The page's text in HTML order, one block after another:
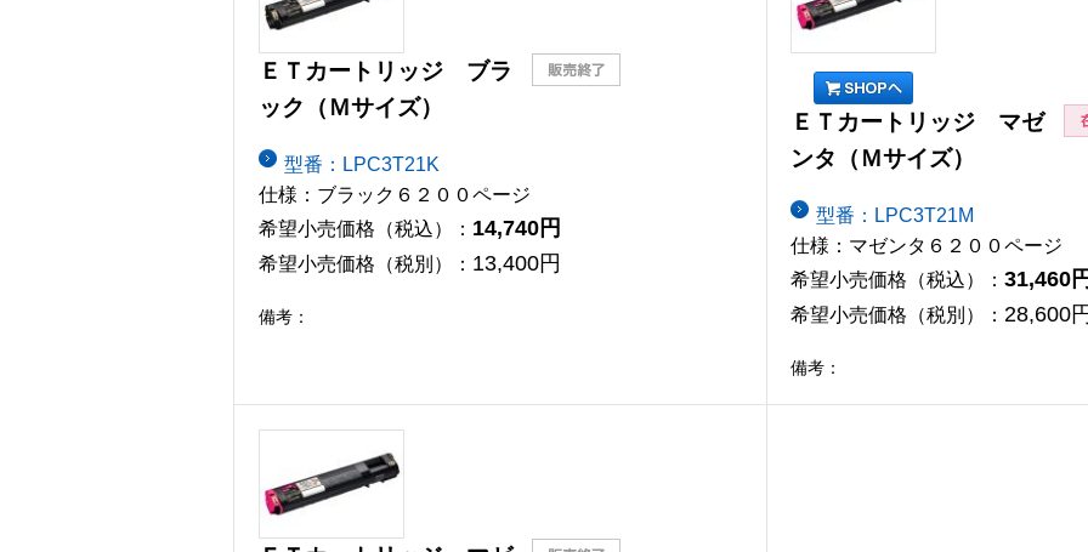
ＥＴカートリッジ ブラ
ック（Ｍサイズ）
型番：LPC3T21K
仕様：ブラック６２００ページ
希望小売価格（税込）： 14,740円
希望小売価格（税別）： 13,400円
備考：
ＥＴカートリッジ マゼ
ンタ（Ｍサイズ）
型番：LPC3T21M
仕様：マゼンタ６２００ページ
希望小売価格（税込）： 31,460
希望小売価格（税別）： 28,600
備考：